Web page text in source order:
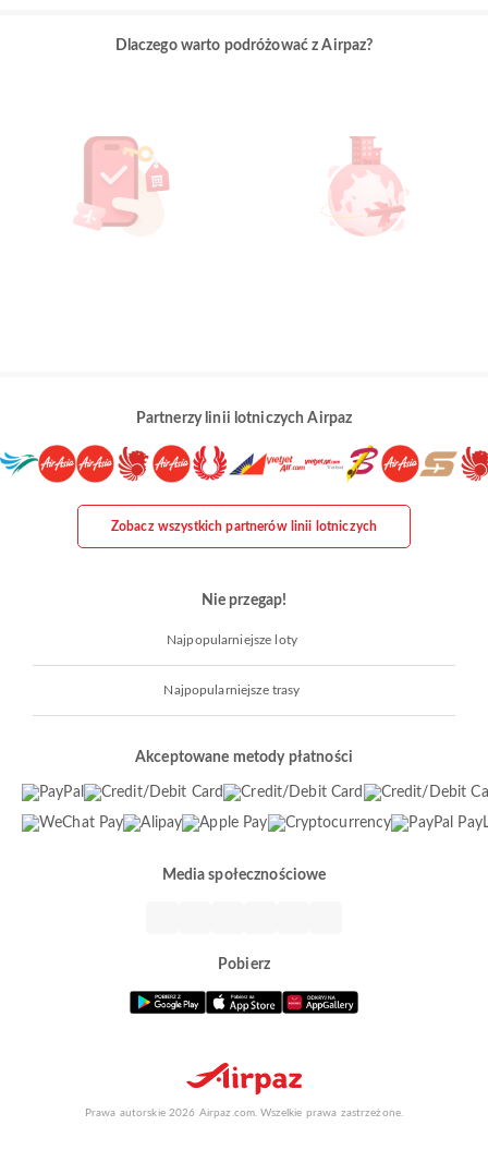
Dlaczego warto podróżować z Airpaz?
Partnerzy linii lotniczych Airpaz
Zobacz wszystkich partnerów linii lotniczych
Nie przegap!
Najpopularniejsze loty
Najpopularniejsze trasy
Akceptowane metody płatności
Media społecznościowe
Pobierz
Prawa autorskie 2026 Airpaz.com. Wszelkie prawa zastrzeżone.